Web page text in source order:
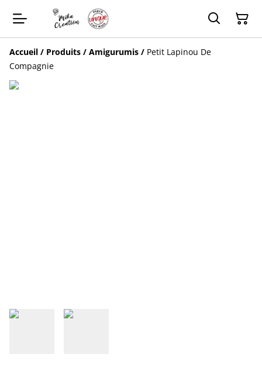
Accueil / Produits / Amigurumis / Petit Lapinou De
Compagnie